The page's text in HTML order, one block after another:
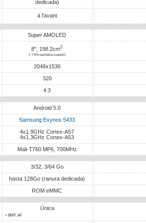
dedicada)
à l'avant
Super AMOLED
8", 198.2cm2
(~74% pantalla-cuerpo)
2048x1536
320
4:3
Android 5.0
Samsung Exynos 5433
4x1.9GHz Cortex-A57
4x1.3GHz Cortex-A53
Mali-T760 MP6, 700MHz
3/32, 3/64 Go
hasta 128Go (ranura dedicada)
ROM eMMC
Única
• 8MP, AF